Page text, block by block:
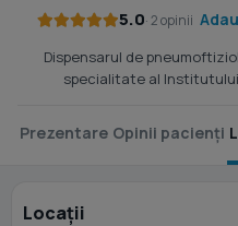
5.0· 2 opinii
Dispensarul de
specialitate al Institutului
Prezentare Opinii pacienți
Locații